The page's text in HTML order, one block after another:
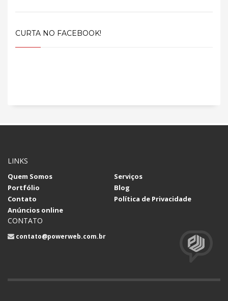
CURTA NO FACEBOOK!
LINKS
Quem Somos
Serviços
Portfólio
Blog
Contato
Política de Privacidade
Anúncios online
CONTATO
contato@powerweb.com.br